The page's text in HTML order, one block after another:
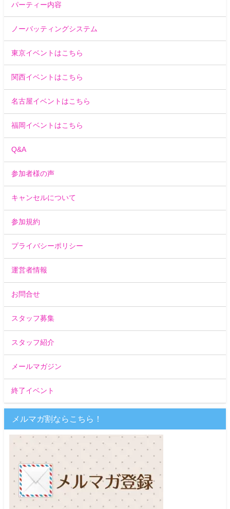
パーティー内容
ノーバッティングシステム
東京イベントはこちら
関西イベントはこちら
名古屋イベントはこちら
福岡イベントはこちら
Q&A
参加者様の声
キャンセルについて
参加規約
プライバシーポリシー
運営者情報
お問合せ
スタッフ募集
スタッフ紹介
メールマガジン
終了イベント
メルマガ割ならこちら！